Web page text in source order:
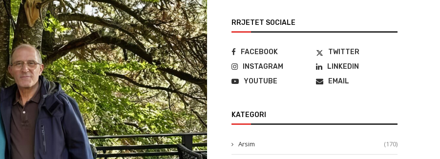
RRJETET SOCIALE
FACEBOOK
TWITTER
INSTAGRAM
LINKEDIN
YOUTUBE
EMAIL
KATEGORI
Arsim (170)